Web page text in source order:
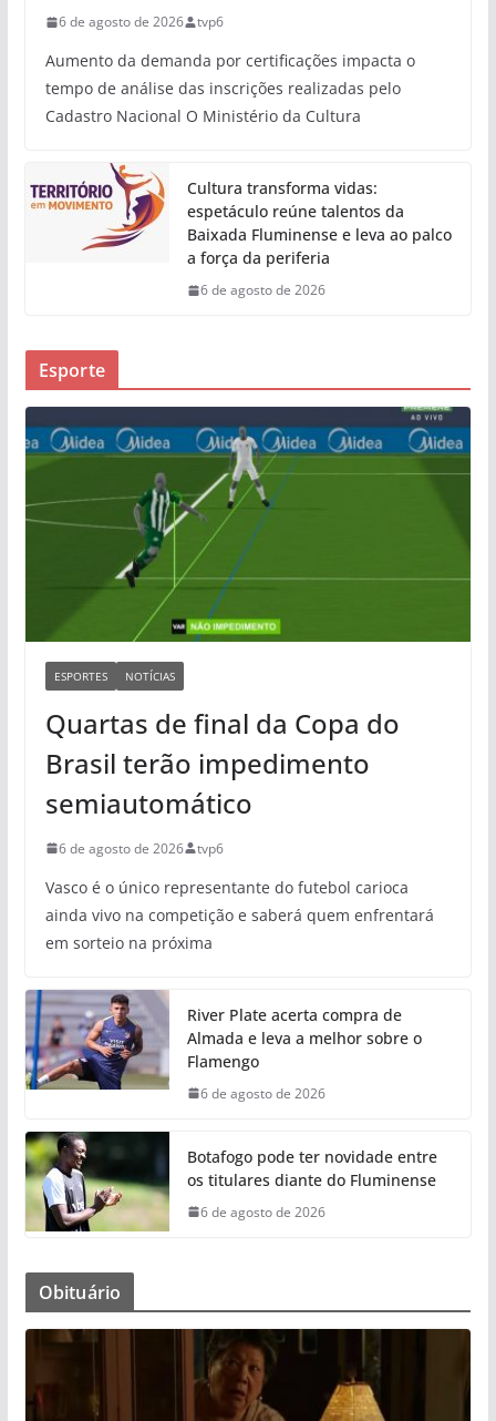
6 de agosto de 2026 tvp6
Aumento da demanda por certificações impacta o
tempo de análise das inscrições realizadas pelo
Cadastro Nacional O Ministério da Cultura
Cultura transforma vidas:
espetáculo reúne talentos da
Baixada Fluminense e leva ao palco
a força da periferia
6 de agosto de 2026
Esporte
ESPORTES NOTÍCIAS
Quartas de final da Copa do
Brasil terão impedimento
semiautomático
6 de agosto de 2026 tvp6
Vasco é o único representante do futebol carioca
ainda vivo na competição e saberá quem enfrentará
em sorteio na próxima
River Plate acerta compra de
Almada e leva a melhor sobre o
Flamengo
6 de agosto de 2026
Botafogo pode ter novidade entre
os titulares diante do Fluminense
6 de agosto de 2026
Obituário